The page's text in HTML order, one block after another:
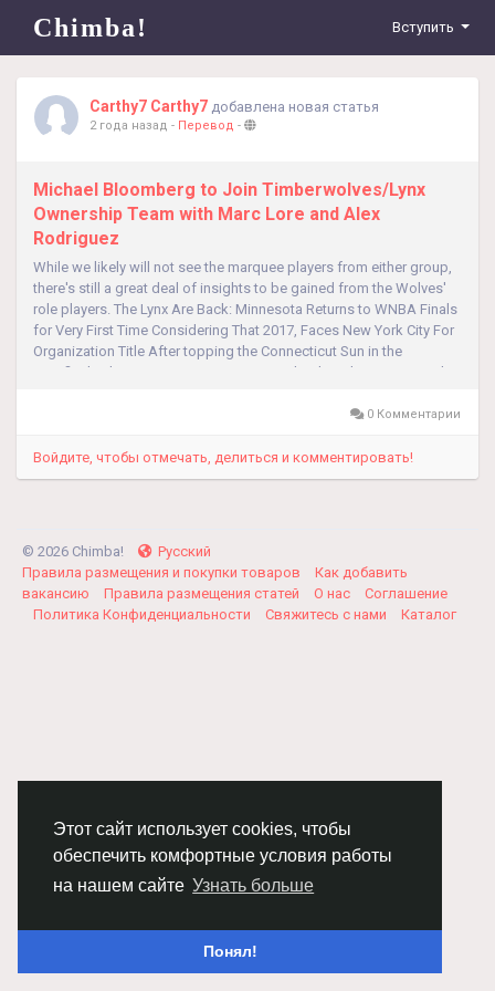
Этот сайт использует cookies, чтобы
обеспечить комфортные условия работы
на нашем сайте Узнать больше
Понял!
Chimba! Вступить
Carthy7 Carthy7 добавлена новая статья
2 года назад - Перевод -
Michael Bloomberg to Join Timberwolves/Lynx
Ownership Team with Marc Lore and Alex
Rodriguez
While we likely will not see the marquee players from either group,
there's still a great deal of insights to be gained from the Wolves'
role players. The Lynx Are Back: Minnesota Returns to WNBA Finals
for Very First Time Considering That 2017, Faces New York City For
Organization Title After topping the Connecticut Sun in the
semifinals, the Minnesota Lynx are going back to the WNBA Finals...
0 Комментарии
Войдите, чтобы отмечать, делиться и комментировать!
© 2026 Chimba!
Русский
Правила размещения и покупки товаров
Как добавить
вакансию
Правила размещения статей О нас
Соглашение
Политика Конфиденциальности
Свяжитесь с нами Каталог